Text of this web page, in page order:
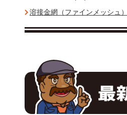
溶接金網（ファインメッシュ